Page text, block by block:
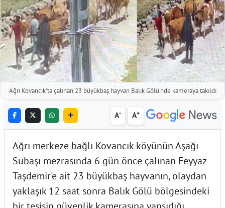
Ağrı Kovancık'ta çalınan 23 büyükbaş hayvan Balık Gölü'nde kameraya takıldı
A- A+
Ağrı merkeze bağlı Kovancık köyünün Aşağı
Subaşı mezrasında 6 gün önce çalınan Feyyaz
Taşdemir'e ait 23 büyükbaş hayvanın, olaydan
yaklaşık 12 saat sonra Balık Gölü bölgesindeki